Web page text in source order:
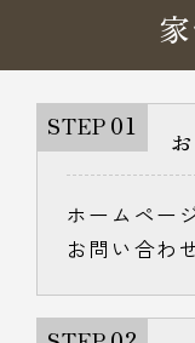
STEP 01
ホームペー
お問い合わ